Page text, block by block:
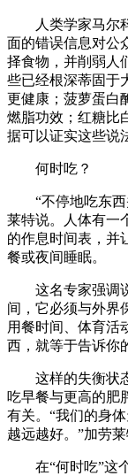
人类学家马尔
面的错误信息对公
择食物，并削弱人
些已经根深蒂固于
更健康；菠萝蛋白
燃脂功效；红糖
据可以证实这些说
何时吃？
“不停地吃东
莱特说。人体有一
的作息时间表，并
餐或夜间睡眠。
这名专家强调
间，它必须与外界
用餐时间、体育活
西，就等于告诉你
这样的失衡状
吃早餐与更高的肥
有关。“我们的身
越远越好。”加劳莱
在“何时吃”这